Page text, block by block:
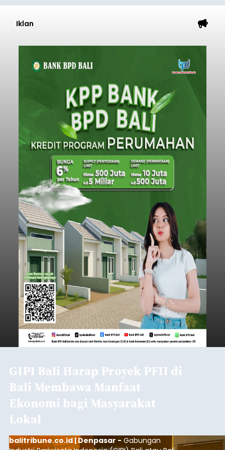
Iklan
GIPI Bali Harap Proyek PFII di
Bali Membawa Manfaat
Ekonomi bagi Masyarakat
Lokal
balitribune.co.id | Denpasar - Gabungan